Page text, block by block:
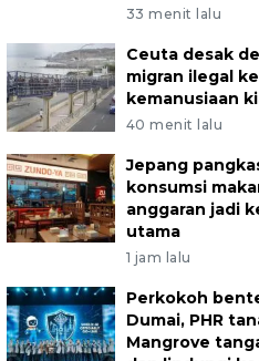
33 menit lalu
Ceuta desak
migran ilegal
kemanusiaan
40 menit lalu
Jepang
konsumsi
anggaran jadi
utama
1 jam lalu
Perkokoh
Dumai, PHR
Mangrove